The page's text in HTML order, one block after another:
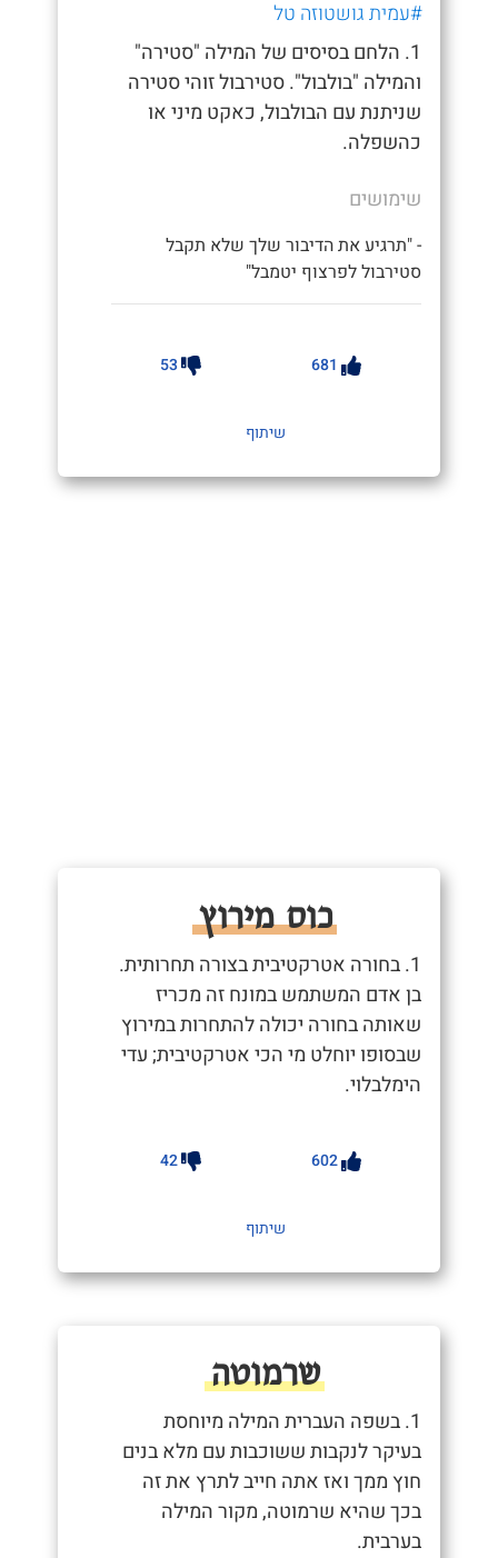
#עמית גושטוזה טל
1. הלחם בסיסים של המילה "סטירה"
והמילה "בולבול". סטירבול זוהי סטירה
שניתנת עם הבולבול, כאקט מיני או
כהשפלה.
שימושים
- "תרגיע את הדיבור שלך שלא תקבל
סטירבול לפרצוף יטמבל"
681
53
שיתוף
כוס מירוץ
1. בחורה אטרקטיבית בצורה תחרותית.
בן אדם המשתמש במונח זה מכריז
שאותה בחורה יכולה להתחרות במירוץ
שבסופו יוחלט מי הכי אטרקטיבית; עדי
הימלבלוי.
602
42
שיתוף
שרמוטה
1. בשפה העברית המילה מיוחסת
בעיקר לנקבות ששוכבות עם מלא בנים
חוץ ממך ואז אתה חייב לתרץ את זה
בכך שהיא שרמוטה, מקור המילה
בערבית.